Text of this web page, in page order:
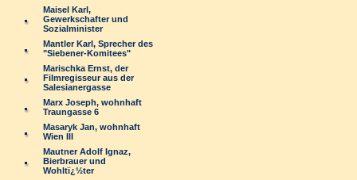
Maisel Karl,
Gewerkschafter und
Sozialminister
Mantler Karl, Sprecher des
"Siebener-Komitees"
Marischka Ernst, der
Filmregisseur aus der
Salesianergasse
Marx Joseph, wohnhaft
Traungasse 6
Masaryk Jan, wohnhaft
Wien III
Mautner Adolf Ignaz,
Bierbrauer und
Wohltï¿½ter